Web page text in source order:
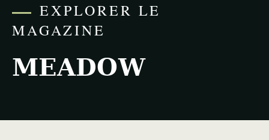
EXPLORER LE
MAGAZINE
MEADOW